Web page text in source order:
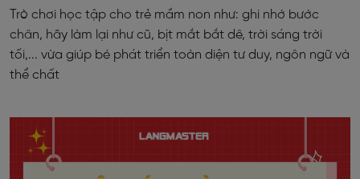
Trò chơi học tập cho trẻ mầm non như: ghi nhớ bước
chân, hãy làm lại như cũ, bịt mắt bắt dê, trời sáng trời
tối,... vừa giúp bé phát triển toàn diện tư duy, ngôn ngữ và
thể chất